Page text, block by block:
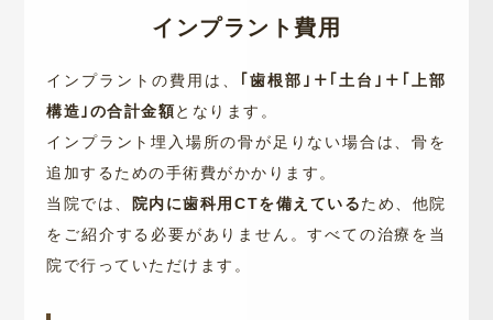
インプラント費用
インプラントの費用は、
｢歯根部｣＋｢土台｣＋｢上部
構造｣の合計金額となります。
インプラント埋入場所の骨が足りない場合は、骨を
追加するための手術費がかかります。
当院では、
院内に歯科用CTを備えているため、他院
をご紹介する必要がありません。すべての治療を当
院で行っていただけます。